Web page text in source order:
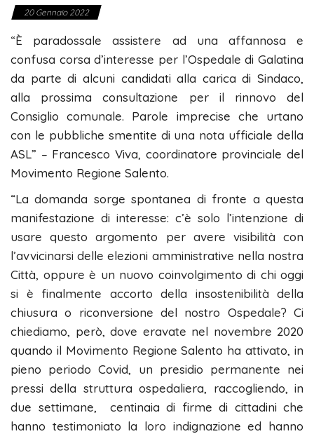
20 Gennaio 2022
“È paradossale assistere ad una affannosa e
confusa corsa d’interesse per l’Ospedale di Galatina
da parte di alcuni candidati alla carica di Sindaco,
alla prossima consultazione per il rinnovo del
Consiglio comunale. Parole imprecise che urtano
con le pubbliche smentite di una nota ufficiale della
ASL” – Francesco Viva, coordinatore provinciale del
Movimento Regione Salento.
“La domanda sorge spontanea di fronte a questa
manifestazione di interesse: c’è solo l’intenzione di
usare questo argomento per avere visibilità con
l’avvicinarsi delle elezioni amministrative nella nostra
Città, oppure è un nuovo coinvolgimento di chi oggi
si è finalmente accorto della insostenibilità della
chiusura o riconversione del nostro Ospedale? Ci
chiediamo, però, dove eravate nel novembre 2020
quando il Movimento Regione Salento ha attivato, in
pieno periodo Covid, un presidio permanente nei
pressi della struttura ospedaliera, raccogliendo, in
due settimane, centinaia di firme di cittadini che
hanno testimoniato la loro indignazione ed hanno